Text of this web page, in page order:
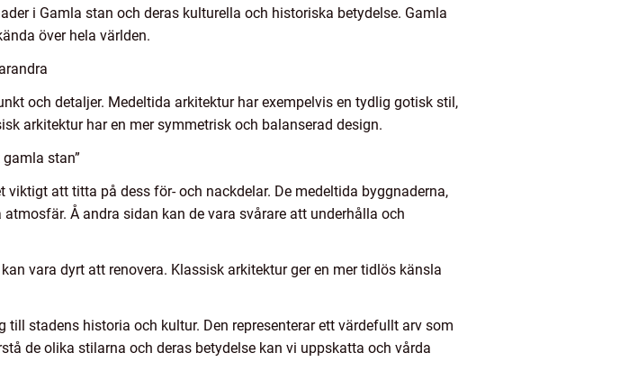
i Gamla stan och deras kulturella och historiska betydelse. Gamla
över hela världen.
och detaljer. Medeltida arkitektur har exempelvis en tydlig gotisk stil,
arkitektur har en mer symmetrisk och balanserad design.
stan”
att titta på dess för- och nackdelar. De medeltida byggnaderna,
Å andra sidan kan de vara svårare att underhålla och
vara dyrt att renovera. Klassisk arkitektur ger en mer tidlös känsla
stadens historia och kultur. Den representerar ett värdefullt arv som
de olika stilarna och deras betydelse kan vi uppskatta och vårda